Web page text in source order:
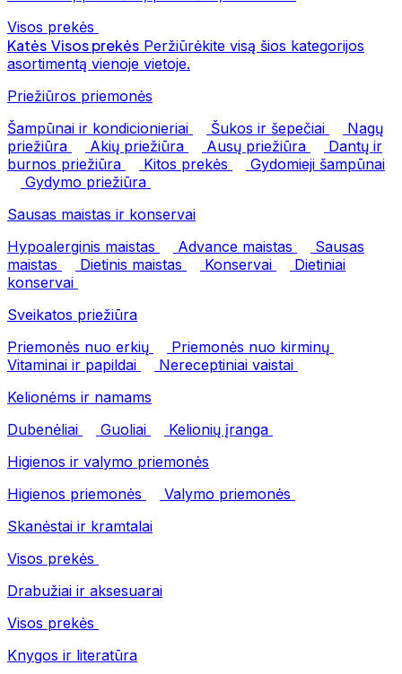
Visos prekės
Katės Visos prekės Peržiūrėkite visą šios kategorijos
asortimentą vienoje vietoje.
Priežiūros priemonės
Šampūnai ir kondicionieriai
Šukos ir šepečiai
Nagų
priežiūra
Akių priežiūra Ausų priežiūra
Dantų ir
burnos priežiūra
Kitos prekės
Gydomieji šampūnai
Gydymo priežiūra
Sausas maistas ir konservai
Hypoalerginis maistas
Advance maistas
Sausas
maistas
Dietinis maistas Konservai
Dietiniai
konservai
Sveikatos priežiūra
Priemonės nuo erkių
Priemonės nuo kirminų
Vitaminai ir papildai
Nereceptiniai vaistai
Kelionėms ir namams
Dubenėliai
Guoliai
Kelionių įranga
Higienos ir valymo priemonės
Higienos priemonės
Valymo priemonės
Skanėstai ir kramtalai
Visos prekės
Drabužiai ir aksesuarai
Visos prekės
Knygos ir literatūra